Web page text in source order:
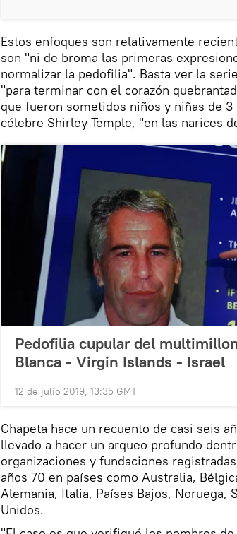
Estos enfoques son relativamente
son "ni de broma las primeras
normalizar la pedofilia". Basta ver la
"para terminar con el corazón
que fueron sometidos niños y niñas de
célebre Shirley Temple, "en las narices
Pedofilia cupular del
Blanca - Virgin Islands - Israel
12 de julio 2019, 13:35 GMT
Chapeta hace un recuento de casi seis
llevado a hacer un arqueo profundo
organizaciones y fundaciones
años 70 en países como Australia,
Alemania, Italia, Países Bajos, Noruega,
Unidos.